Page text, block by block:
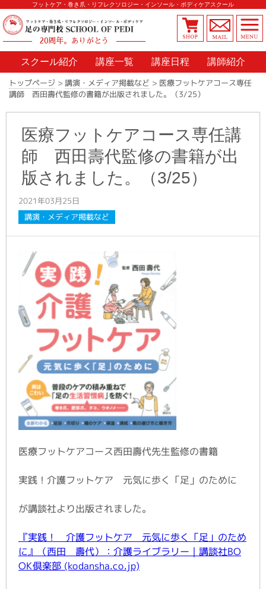
フットケア・巻き爪・リフレクソロジー・インソール・ボディケアスクール
20周年。ありがとう
スクール紹介 講座一覧 講座日程 講師紹介
トップページ> 講演・メディア掲載など > 医療フットケアコース専任
講師 西田壽代監修の書籍が出版されました。（3/25）
医療フットケアコース専任講
師 西田壽代監修の書籍が出
版されました。（3/25）
2021年03月25日
講演・メディア掲載など
医療フットケアコース西田壽代先生監修の書籍
実践！介護フットケア 元気に歩く「足」のために
が講談社より出版されました。
『実践！ 介護フットケア 元気に歩く「足」のため
に』（西田 壽代）：介護ライブラリー｜講談社BO
OK倶楽部 (kodansha.co.jp)